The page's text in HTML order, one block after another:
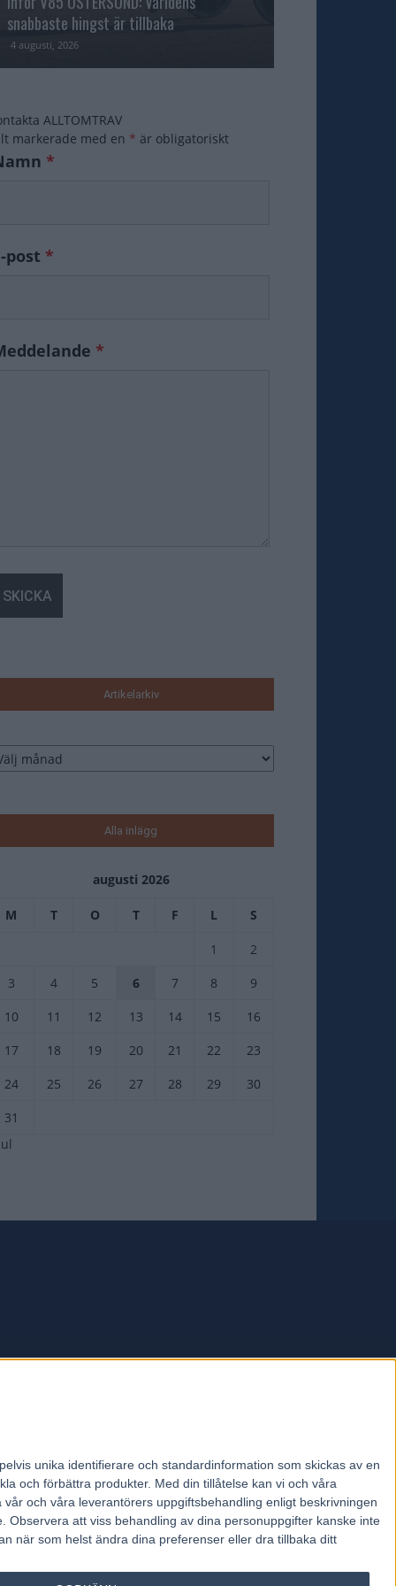
unika identifierare och standardinformation som skickas av en
och förbättra produkter. Med din tillåtelse kan vi och våra
och våra leverantörers uppgiftsbehandling enligt beskrivningen
Observera att viss behandling av dina personuppgifter kanske inte
när som helst ändra dina preferenser eller dra tillbaka ditt
snabbaste hingst är tillbaka
4 augusti, 2026
ALLTOMTRAV
markerade med en * är obligatoriskt
*
post *
*
Artikelarkiv
Alla inlägg
augusti 2026
M T O T F L S
1
2
3
4 5 6 7 8
9
10
11 12 13 14 15
16
17
18 19 20 21 22
23
24
25 26 27 28 29
30
31